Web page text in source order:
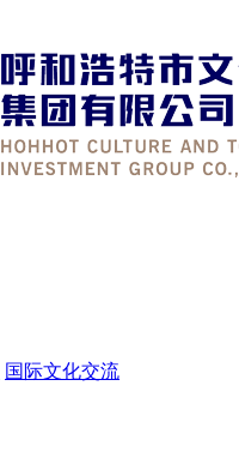
国际文化交流